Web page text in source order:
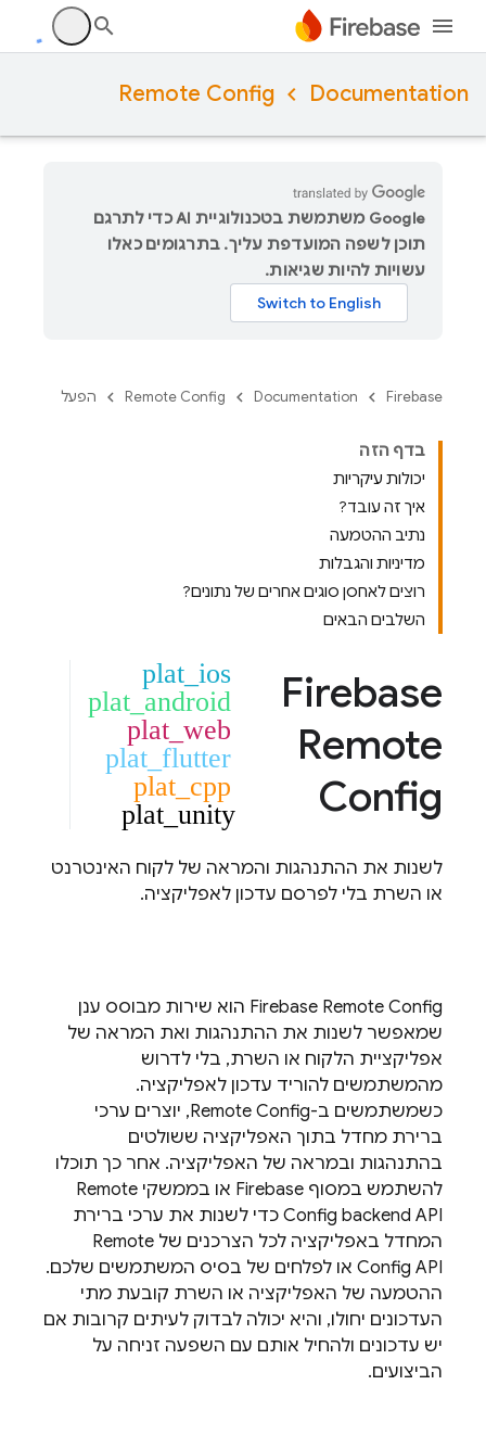
Documentation
Remote Config
‫Google משתמשת בטכנולוגיית AI כדי לתרגם
תוכן לשפה המועדפת עליך. בתרגומים כאלו
עשויות להיות שגיאות.
Firebase
Documentation
Remote Config הפעל
בדף הזה
יכולות עיקריות
איך זה עובד?
נתיב ההטמעה
מדיניות והגבלות
רוצים לאחסן סוגים אחרים של נתונים?
השלבים הבאים
Firebase
Remote
Config
plat_ios
plat_android
plat_web
plat_flutter
plat_cpp
plat_unity
לשנות את ההתנהגות והמראה של לקוח האינטרנט
או השרת בלי לפרסם עדכון לאפליקציה.
Firebase Remote Config
הוא שירות מבוסס ענן
שמאפשר לשנות את ההתנהגות ואת המראה של
אפליקציית הלקוח או השרת, בלי לדרוש
מהמשתמשים להוריד עדכון לאפליקציה.
כשמשתמשים ב-Remote Config, יוצרים ערכי
ברירת מחדל בתוך האפליקציה ששולטים
בהתנהגות ובמראה של האפליקציה. אחר כך תוכלו
להשתמש במסוף Firebase או בממשקי Remote
Config backend API כדי לשנות את ערכי ברירת
המחדל באפליקציה לכל הצרכנים של Remote
Config API או לפלחים של בסיס המשתמשים שלכם.
ההטמעה של האפליקציה או השרת קובעת מתי
העדכונים יחולו, והיא יכולה לבדוק לעיתים קרובות אם
יש עדכונים ולהחיל אותם עם השפעה זניחה על
הביצועים.